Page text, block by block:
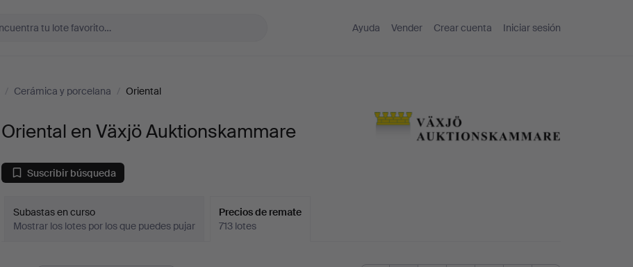
Ayuda Vender Crear cuenta Iniciar sesión
/ Cerámica y porcelana / Oriental
Oriental en Växjö Auktionskammare
Suscribir búsqueda
Subastas en curso
Mostrar los lotes por los que puedes pujar
Precios de remate
713 lotes